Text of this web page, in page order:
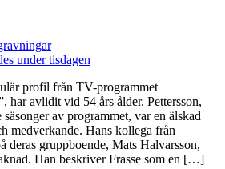
under tisdagen
profil från TV-programmet
har avlidit vid 54 års ålder. Pettersson,
av programmet, var en älskad
medverkande. Hans kollega från
deras gruppboende, Mats Halvarsson,
Han beskriver Frasse som en […]